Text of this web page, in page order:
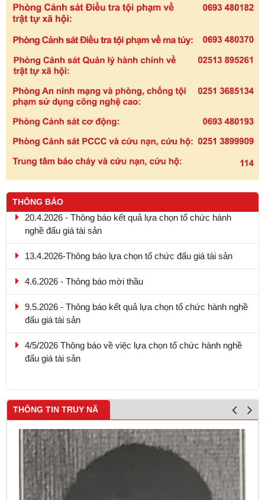
THÔNG BÁO
20.4.2026 - Thông báo kết quả lựa chọn tổ chức hành
nghề đấu giá tài sản
13.4.2026-Thông báo lựa chọn tổ chức đấu giá tài sản
4.6.2026 - Thông báo mời thầu
9.5.2026 - Thông báo kết quả lựa chọn tổ chức hành nghề
đấu giá tài sản
4/5/2026 Thông báo về việc lựa chọn tổ chức hành nghề
đấu giá tài sản
THÔNG TIN TRUY NÃ